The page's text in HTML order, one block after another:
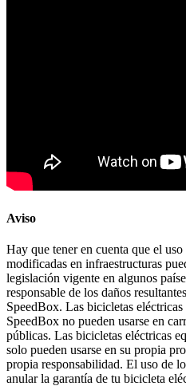
Aviso
Hay que tener en cuenta que el
modificadas en infraestructuras
legislación vigente en algunos
responsable de los daños
SpeedBox. Las bicicletas
SpeedBox no pueden usarse en
públicas. Las bicicletas eléctricas
solo pueden usarse en su propia
propia responsabilidad. El uso de
anular la garantía de tu bicicleta